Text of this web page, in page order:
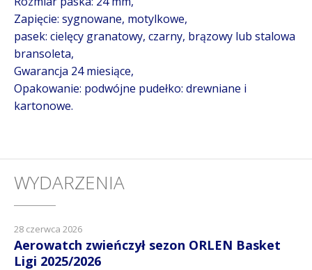
Zapięcie: sygnowane, motylkowe,
pasek: cielęcy granatowy, czarny, brązowy lub stalowa
bransoleta,
Gwarancja 24 miesiące,
Opakowanie: podwójne pudełko: drewniane i
kartonowe.
WYDARZENIA
28 czerwca 2026
Aerowatch zwieńczył sezon ORLEN Basket
Ligi 2025/2026